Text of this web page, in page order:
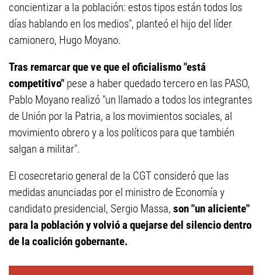
concientizar a la población: estos tipos están todos los
días hablando en los medios", planteó el hijo del líder
camionero, Hugo Moyano.
Tras remarcar que ve que el oficialismo "está
competitivo" pese a haber quedado tercero en las PASO,
Pablo Moyano realizó "un llamado a todos los integrantes
de Unión por la Patria, a los movimientos sociales, al
movimiento obrero y a los políticos para que también
salgan a militar".
El cosecretario general de la CGT consideró que las
medidas anunciadas por el ministro de Economía y
candidato presidencial, Sergio Massa, son "un aliciente"
para la población y volvió a quejarse del silencio dentro
de la coalición gobernante.